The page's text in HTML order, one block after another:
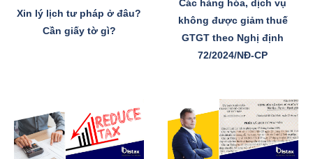
Xin lý lịch tư pháp ở đâu?
Cần giấy tờ gì?
Các hàng hóa, dịch vụ
không được giảm thuế
GTGT theo Nghị định
72/2024/NĐ-CP